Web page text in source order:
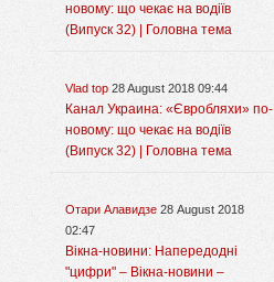
новому: що чекає на водіїв
(Випуск 32) | Головна тема
Vlad top 28 August 2018 09:44
Канал Украина: «Євробляхи» по-
новому: що чекає на водіїв
(Випуск 32) | Головна тема
Отари Алавидзе 28 August 2018
02:47
Вікна-новини: Напередодні
"цифри" – Вікна-новини –